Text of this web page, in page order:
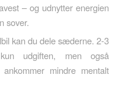
– og udnytter energien
sover.
kan du dele sæderne. 2-3
udgiften, men også
mindre mentalt